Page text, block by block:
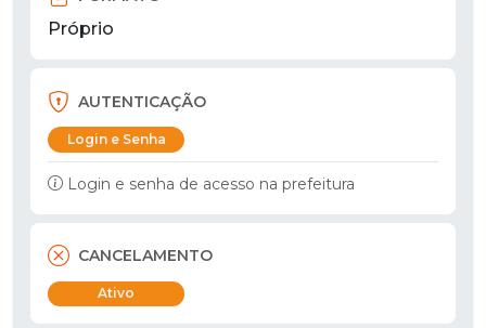
Próprio
AUTENTICAÇÃO
Login e Senha
Login e senha de acesso na prefeitura
CANCELAMENTO
Ativo